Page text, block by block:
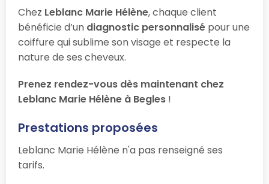
Chez Leblanc Marie Hélène, chaque client
bénéficie d’un diagnostic personnalisé pour une
coiffure qui sublime son visage et respecte la
nature de ses cheveux.
Prenez rendez-vous dès maintenant chez
Leblanc Marie Hélène à Begles !
Prestations proposées
Leblanc Marie Hélène n'a pas renseigné ses
tarifs.